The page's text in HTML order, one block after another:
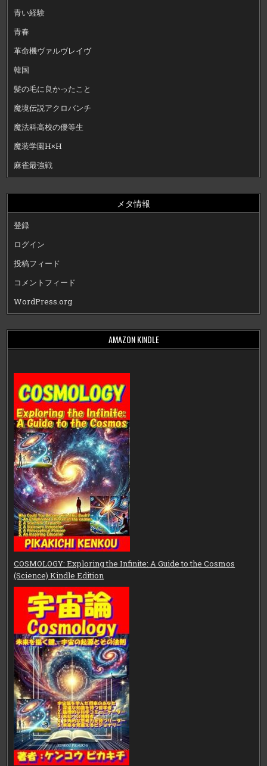
青い経験
青春
革命機ヴァルヴレイヴ
韓国
髪の毛に良かったこと
魔境伝説アクロバンチ
魔法科高校の優等生
魔装学園H×H
麻雀最強戦
メタ情報
登録
ログイン
投稿フィード
コメントフィード
WordPress.org
AMAZON KINDLE
COSMOLOGY: Exploring the Infinite: A Guide to the Cosmos
(Science) Kindle Edition